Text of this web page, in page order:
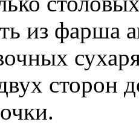
из фарша
сторон